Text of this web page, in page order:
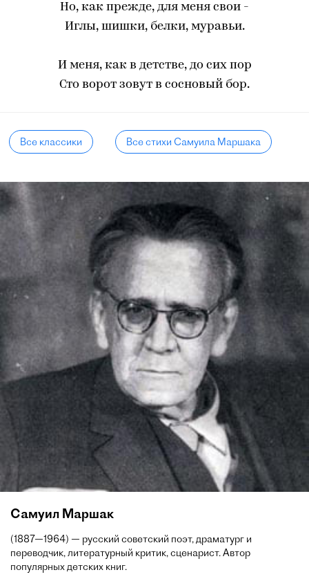
Но, как прежде, для меня свои -
Иглы, шишки, белки, муравьи.
И меня, как в детстве, до сих пор
Сто ворот зовут в сосновый бор.
Все классики Все стихи Самуила Маршака
Самуил Маршак
(1887—1964) — русский советский поэт, драматург и
переводчик, литературный критик, сценарист. Автор
популярных детских книг.